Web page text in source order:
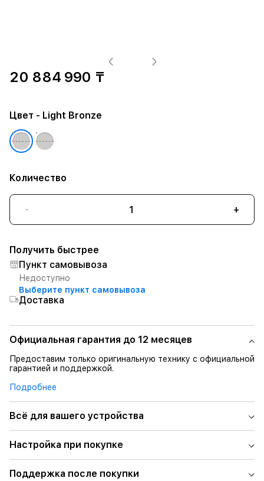
20 884 990 ₸
Цвет - Light Bronze
Количество
- +
Получить быстрее
Пункт самовывоза
Недоступно
Выберите пункт самовывоза
Доставка
Официальная гарантия до 12 месяцев
Предоставим только оригинальную технику с официальной
гарантией и поддержкой.
Подробнее
Всё для вашего устройства
Настройка при покупке
Поддержка после покупки